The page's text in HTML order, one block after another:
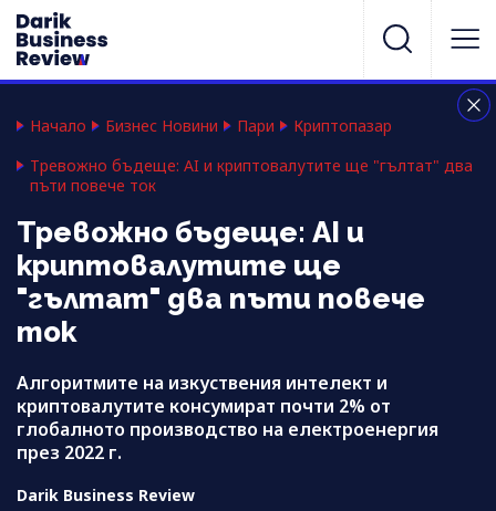
Начало Бизнес Новини Пари
Криптопазар
Тревожно бъдеще: AI и криптовалутите ще "гълтат" два
пъти повече ток
Тревожно бъдеще: AI и
криптовалутите ще
"гълтат" два пъти повече
ток
Алгоритмите на изкуствения интелект и
криптовалутите консумират почти 2% от
глобалното производство на електроенергия
през 2022 г.
Darik Business Review